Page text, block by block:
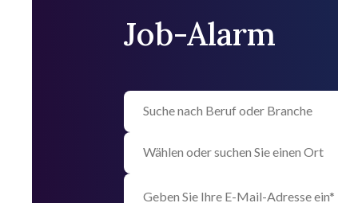
Job-Alarm